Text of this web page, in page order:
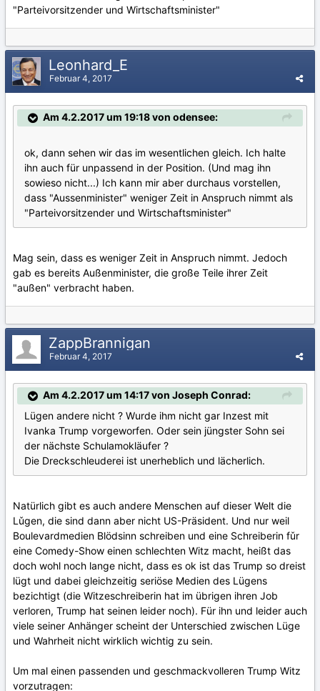
"Parteivorsitzender und Wirtschaftsminister"
Leonhard_E
Februar 4, 2017
Am 4.2.2017 um 19:18 von odensee:
ok, dann sehen wir das im wesentlichen gleich. Ich halte
ihn auch für unpassend in der Position. (Und mag ihn
sowieso nicht...) Ich kann mir aber durchaus vorstellen,
dass "Aussenminister" weniger Zeit in Anspruch nimmt als
"Parteivorsitzender und Wirtschaftsminister"
Mag sein, dass es weniger Zeit in Anspruch nimmt. Jedoch
gab es bereits Außenminister, die große Teile ihrer Zeit
"außen" verbracht haben.
ZappBrannigan
Februar 4, 2017
Am 4.2.2017 um 14:17 von Joseph Conrad:
Lügen andere nicht ? Wurde ihm nicht gar Inzest mit
Ivanka Trump vorgeworfen. Oder sein jüngster Sohn sei
der nächste Schulamokläufer ?
Die Dreckschleuderei ist unerheblich und lächerlich.
Natürlich gibt es auch andere Menschen auf dieser Welt die
Lǔgen, die sind dann aber nicht US-Präsident. Und nur weil
Boulevardmedien Blödsinn schreiben und eine Schreiberin fǔr
eine Comedy-Show einen schlechten Witz macht, heißt das
doch wohl noch lange nicht, dass es ok ist das Trump so dreist
lügt und dabei gleichzeitig seriöse Medien des Lügens
bezichtigt (die Witzeschreiberin hat im übrigen ihren Job
verloren, Trump hat seinen leider noch). Für ihn und leider auch
viele seiner Anhänger scheint der Unterschied zwischen Lüge
und Wahrheit nicht wirklich wichtig zu sein.
Um mal einen passenden und geschmackvolleren Trump Witz
vorzutragen: